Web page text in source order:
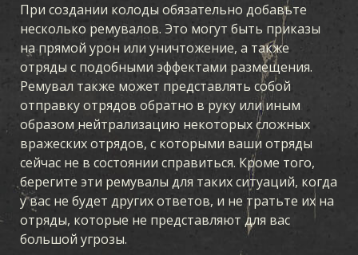
При создании колоды обязательно добавьте
несколько ремувалов. Это могут быть приказы
на прямой урон или уничтожение, а также
отряды с подобными эффектами размещения.
Ремувал также может представлять собой
отправку отрядов обратно в руку или иным
образом нейтрализацию некоторых сложных
вражеских отрядов, с которыми ваши отряды
сейчас не в состоянии справиться. Кроме того,
берегите эти ремувалы для таких ситуаций, когда
у вас не будет других ответов, и не тратьте их на
отряды, которые не представляют для вас
большой угрозы.